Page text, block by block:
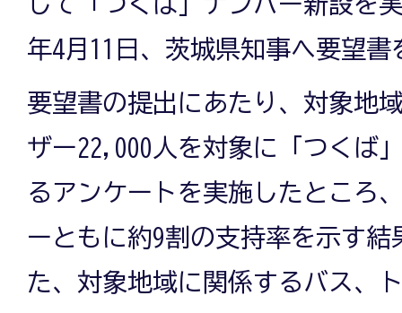
年4月11日、茨城県知事へ要望
要望書の提出にあたり、対象地
ザー22,000人を対象に「つくば
るアンケートを実施したところ
ーともに約9割の支持率を示す
た、対象地域に関係するバス、